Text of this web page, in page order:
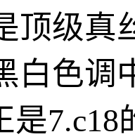
顶级真
白色调
是